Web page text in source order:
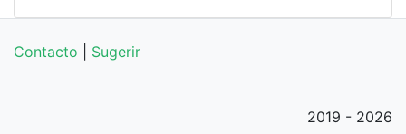
Contacto Sugerir
2019 - 2026